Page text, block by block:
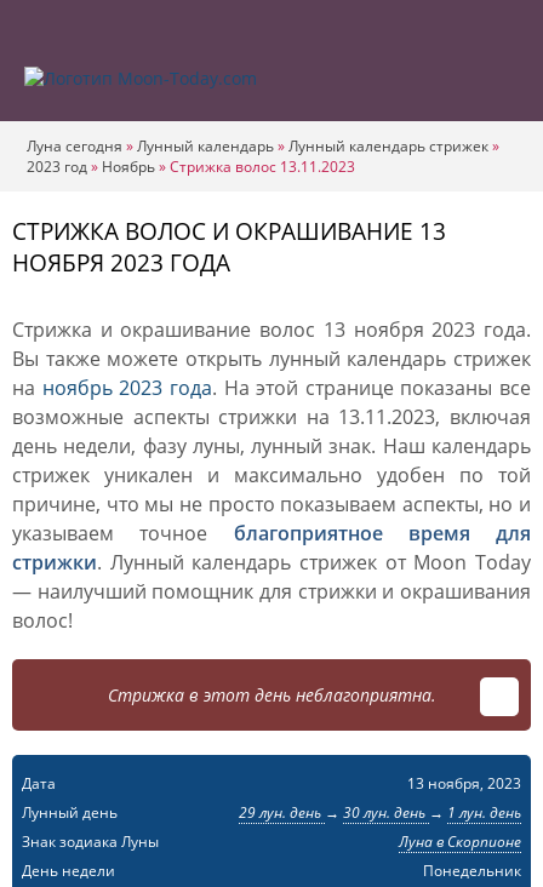
Луна сегодня »Лунный календарь»Лунный календарь стрижек»
2023 год» Ноябрь»Стрижка волос 13.11.2023
СТРИЖКА ВОЛОС И ОКРАШИВАНИЕ 13
НОЯБРЯ 2023 ГОДА
Стрижка и окрашивание волос 13 ноября 2023 года.
Вы также можете открыть лунный календарь стрижек
на ноябрь 2023 года. На этой странице показаны все
возможные аспекты стрижки на 13.11.2023, включая
день недели, фазу луны, лунный знак. Наш календарь
стрижек уникален и максимально удобен по той
причине, что мы не просто показываем аспекты, но и
указываем точное благоприятное время для
стрижки. Лунный календарь стрижек от Moon Today
— наилучший помощник для стрижки и окрашивания
волос!
Стрижка в этот день неблагоприятна.
Дата
13 ноября, 2023
Лунный день
29 лун. день → 30 лун. день → 1 лун. день
Знак зодиака Луны
Луна в Скорпионе
День недели
Понедельник